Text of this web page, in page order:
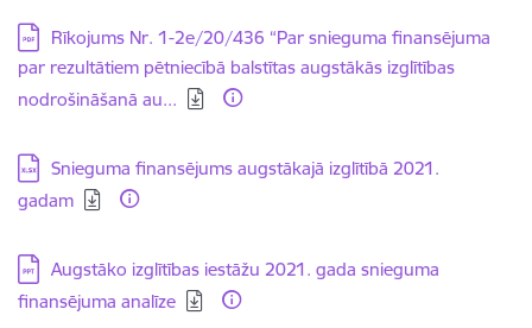
Lejupielādēt:
Rīkojums Nr. 1-2e/20/436 “Par snieguma finansējuma
par rezultātiem pētniecībā balstītas augstākās izglītības
nodrošināšanā au...
Lejupielādēt:
Snieguma finansējums augstākajā izglītībā 2021.
gadam
Lejupielādēt:
Augstāko izglītības iestāžu 2021. gada snieguma
finansējuma analīze